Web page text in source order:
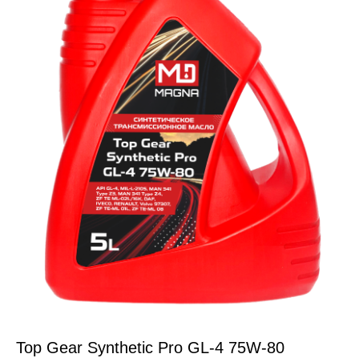
Top Gear Synthetic Pro GL-4 75W-80